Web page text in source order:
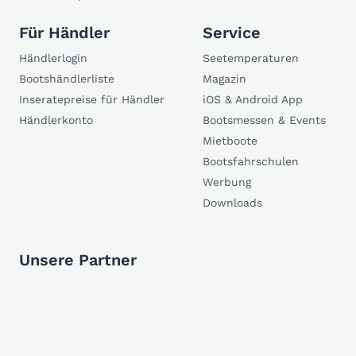
Für Händler
Händlerlogin
Bootshändlerliste
Inseratepreise für Händler
Händlerkonto
Service
Seetemperaturen
Magazin
iOS & Android App
Bootsmessen & Events
Mietboote
Bootsfahrschulen
Werbung
Downloads
Unsere Partner